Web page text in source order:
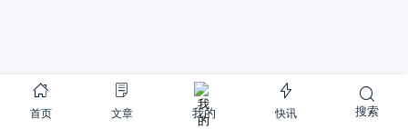
首页 文章 我的 快讯 搜索